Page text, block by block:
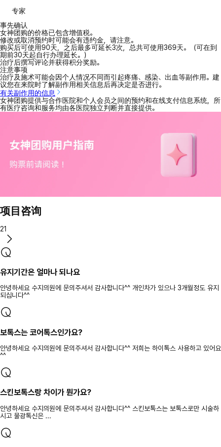
专家
事先确认
女神团购的价格已包含增值税。
修改或取消预约时可能会有违约金，请注意。
购买后可使用90天，之后最多可延长3次，总共可使用369天。（可在到
期前30天起自行办理延长。）
治疗后撰写评论并获得积分奖励。
注意事项
治疗及施术可能会因个人情况不同而引起疼痛、感染、出血等副作用。建
议您在来院时了解副作用相关信息后再决定是否进行。
有关副作用的信息
女神团购提供与合作医院和个人会员之间的预约和在线支付信息系统，所
有医疗咨询和服务均由各医院独立判断并直接提供。
项目咨询
21
유지기간은 얼마나 되나요
안녕하세요 수지의원에 문의주셔서 감사합니다^^ 개인차가 있으나 3개월정도 유지
되십니다^^
보톡스는 코어톡스인가요?
안녕하세요 수지의원에 문의주셔서 감사합니다^^ 저희는 하이톡스 사용하고 있어요
^^
스킨보톡스랑 차이가 뭔가요?
안녕하세요 수지의원에 문의주셔서 감사합니다^^ 스킨보톡스는 보톡스로만 시술하
시고 물광톡신은 ...